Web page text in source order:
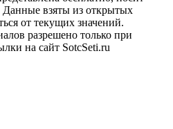
Данные взяты из открытых
от текущих значений.
разрешено только при
на сайт SotcSeti.ru